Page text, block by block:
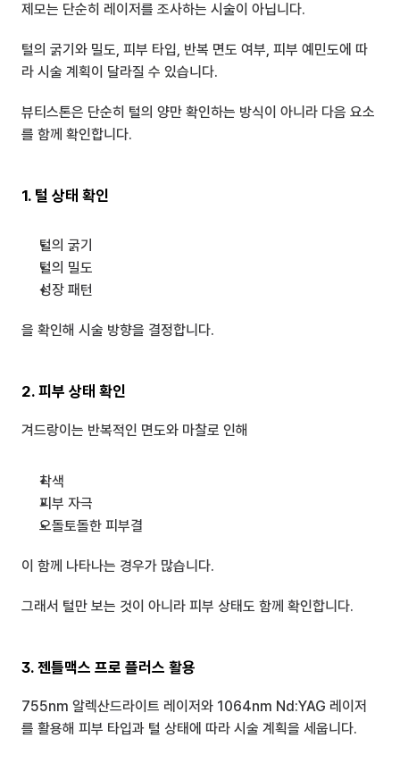
제모는 단순히 레이저를 조사하는 시술이 아닙니다.
털의 굵기와 밀도, 피부 타입, 반복 면도 여부, 피부 예민도에 따
라 시술 계획이 달라질 수 있습니다.
뷰티스톤은 단순히 털의 양만 확인하는 방식이 아니라 다음 요소
를 함께 확인합니다.
1. 털 상태 확인
털의 굵기
털의 밀도
성장 패턴
을 확인해 시술 방향을 결정합니다.
2. 피부 상태 확인
겨드랑이는 반복적인 면도와 마찰로 인해
착색
피부 자극
오돌토돌한 피부결
이 함께 나타나는 경우가 많습니다.
그래서 털만 보는 것이 아니라 피부 상태도 함께 확인합니다.
3. 젠틀맥스 프로 플러스 활용
755nm 알렉산드라이트 레이저와 1064nm Nd:YAG 레이저
를 활용해 피부 타입과 털 상태에 따라 시술 계획을 세웁니다.